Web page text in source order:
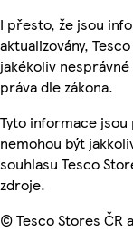
I přesto, že jsou
aktualizovány,
jakékoliv
práva dle zákona.
Tyto informace
nemohou být
souhlasu Tesco
zdroje.
© Tesco Stores ČR